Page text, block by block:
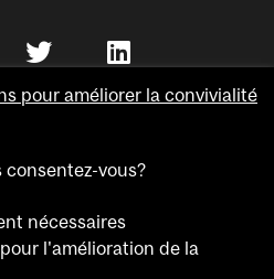
pour améliorer la convivialité
vous?
nécessaires
l'amélioration de la